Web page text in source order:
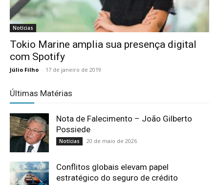
Notícias
Tokio Marine amplia sua presença digital
com Spotify
Júlio Filho - 17 de janeiro de 2019
Últimas Matérias
Nota de Falecimento – João Gilberto
Possiede
Notícias 20 de maio de 2026
Conflitos globais elevam papel
estratégico do seguro de crédito